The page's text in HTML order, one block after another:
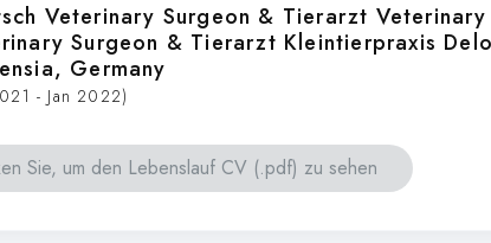
Veterinary Surgeon & Tierarzt
Surgeon & Tierarzt Kleintierpraxis
, Germany
- Jan 2022)
Sie, um den Lebenslauf CV (.pdf) zu sehen